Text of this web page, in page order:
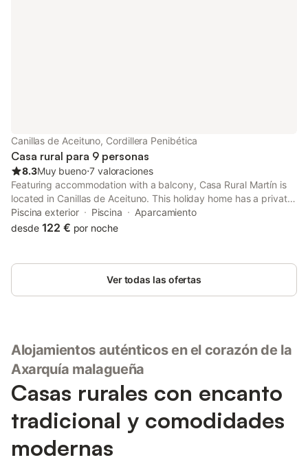
Canillas de Aceituno, Cordillera Penibética
Casa rural para 9 personas
8.3Muy bueno⋅7 valoraciones
Featuring accommodation with a balcony, Casa Rural Martín is
located in Canillas de Aceituno. This holiday home has a private
pool, a garden and free private parking.
Piscina exterior Piscina
Aparcamiento
desde 122 € por noche
Ver todas las ofertas
Alojamientos auténticos en el corazón de la
Axarquía malagueña
Casas rurales con encanto
tradicional y comodidades
modernas